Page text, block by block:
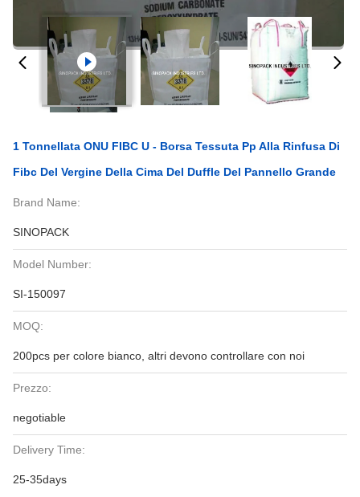
1 Tonnellata ONU FIBC U - Borsa Tessuta Pp Alla Rinfusa Di
Fibc Del Vergine Della Cima Del Duffle Del Pannello Grande
Brand Name:
SINOPACK
Model Number:
SI-150097
MOQ:
200pcs per colore bianco, altri devono controllare con noi
Prezzo:
negotiable
Delivery Time:
25-35days